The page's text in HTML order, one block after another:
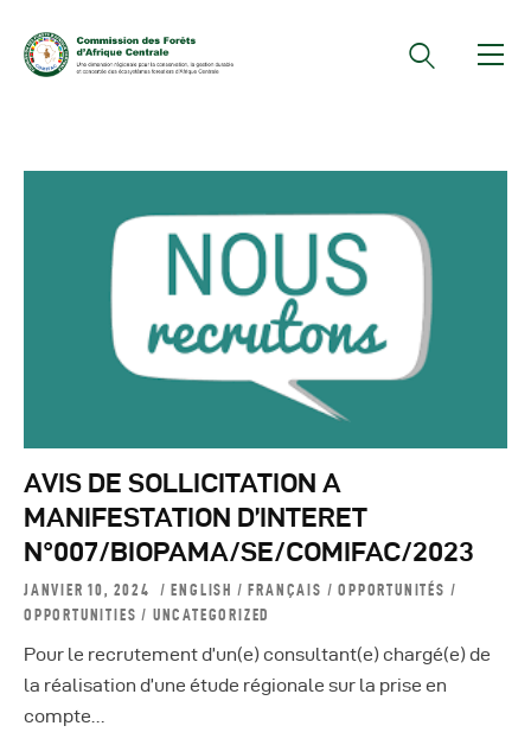
Documents Officiels
Conseils Des Ministres
Comptes Rendus De
Réunions Sous-
Régionales
Rapports
Réunions Réseaux
CEFDHAC
Autres Publications
AVIS DE SOLLICITATION A
MANIFESTATION D’INTERET
N°007/BIOPAMA/SE/COMIFAC/2023
JANVIER 10, 2024 ENGLISH /FRANÇAIS /OPPORTUNITÉS /
OPPORTUNITIES / UNCATEGORIZED
Pour le recrutement d’un(e) consultant(e) chargé(e) de
la réalisation d’une étude régionale sur la prise en
compte…